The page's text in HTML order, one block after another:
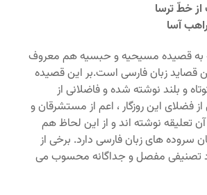
خطّ ترسا
آسا
به قصیده مسیحیه و حبسیه هم معروف
قصاید زبان فارسی است.بر این قصیده
شرح کوتاه و بلند نوشته شده و فاضلانی از
فضلای این روزگار ، اعم از مستشرقان و
آن تعلیقه نوشته اند و از این لحاظ هم
سروده های زبان فارسی دارد. برخی از
تصنیفی مفصل و جداگانه محسوب می